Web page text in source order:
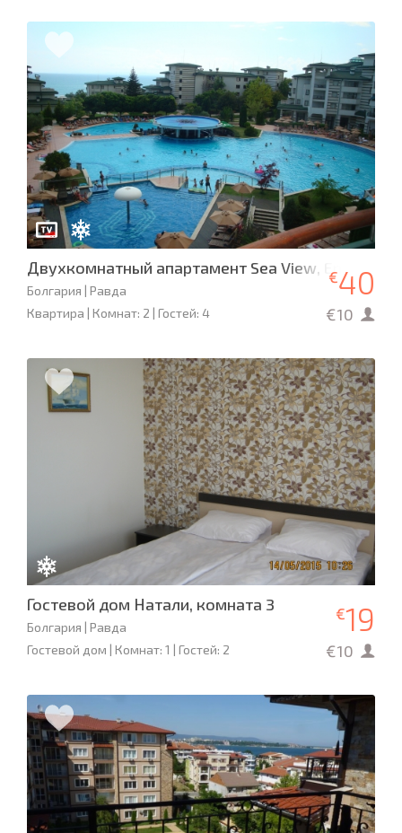
Двухкомнатный апартамент Sea View, Emerald
Болгария | Равда
Квартира | Комнат: 2 | Гостей: 4
€40
€10
Гостевой дом Натали, комната 3
Болгария | Равда
Гостевой дом | Комнат: 1 | Гостей: 2
€19
€10